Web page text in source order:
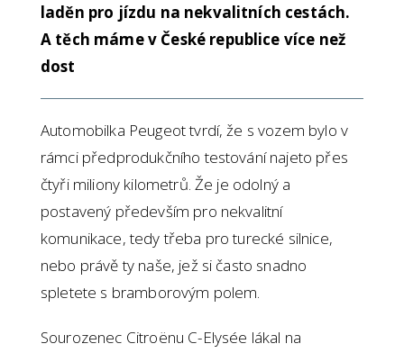
laděn pro jízdu na nekvalitních cestách.
A těch máme v České republice více než
dost
Automobilka Peugeot tvrdí, že s vozem bylo v
rámci předprodukčního testování najeto přes
čtyři miliony kilometrů. Že je odolný a
postavený především pro nekvalitní
komunikace, tedy třeba pro turecké silnice,
nebo právě ty naše, jež si často snadno
spletete s bramborovým polem.
Sourozenec Citroënu C-Elysée lákal na